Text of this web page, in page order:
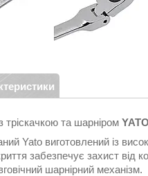
тріскачкою та шарніром
Yato виготовлений із
забезпечує захист від
шарнірний механізм.